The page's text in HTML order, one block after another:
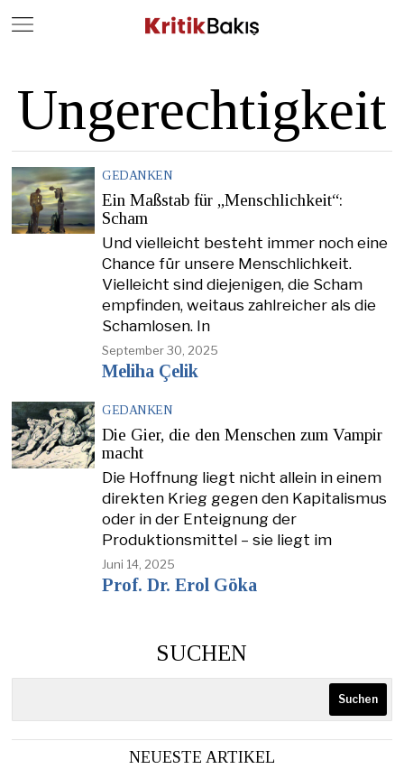
Ungerechtigkeit
GEDANKEN
Ein Maßstab für „Menschlichkeit“:
Scham
Und vielleicht besteht immer noch eine
Chance für unsere Menschlichkeit.
Vielleicht sind diejenigen, die Scham
empfinden, weitaus zahlreicher als die
Schamlosen. In
September 30, 2025
Meliha Çelik
GEDANKEN
Die Gier, die den Menschen zum Vampir
macht
Die Hoffnung liegt nicht allein in einem
direkten Krieg gegen den Kapitalismus
oder in der Enteignung der
Produktionsmittel – sie liegt im
Juni 14, 2025
Prof. Dr. Erol Göka
SUCHEN
Suchen
NEUESTE ARTIKEL